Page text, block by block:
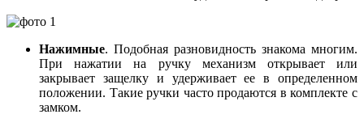
Нажимные. Подобная разновидность знакома многим.
При нажатии на ручку механизм открывает или
закрывает защелку и удерживает ее в определенном
положении. Такие ручки часто продаются в комплекте с
замком.